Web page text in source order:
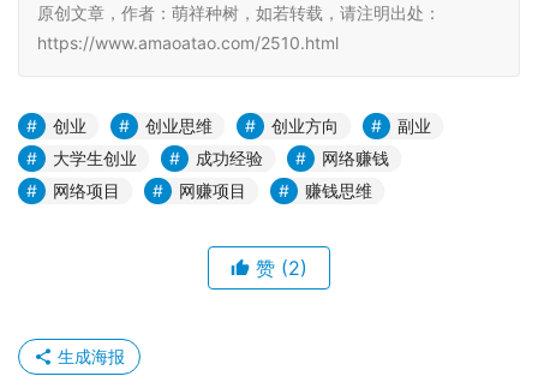
原创文章，作者：萌祥种树，如若转载，请注明出处：
https://www.amaoatao.com/2510.html
创业 创业思维 创业方向
副业
大学生创业
成功经验
网络赚钱
网络项目
网赚项目 赚钱思维
赞 (2)
生成海报